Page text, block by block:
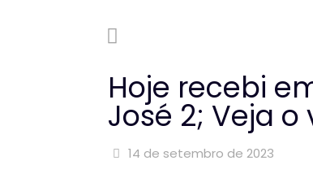
Hoje recebi
José 2; Veja o
14 de setembro de 2023